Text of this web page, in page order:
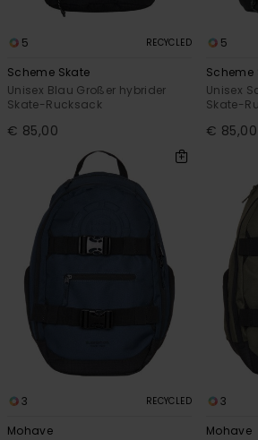
5 RECYCLED
Scheme Skate
Unisex Blau Großer hybrider
Skate-Rucksack
€ 85,00
5
Scheme
Unisex
Skate-
€ 85,00
3 RECYCLED
Mohave
3
Mohave